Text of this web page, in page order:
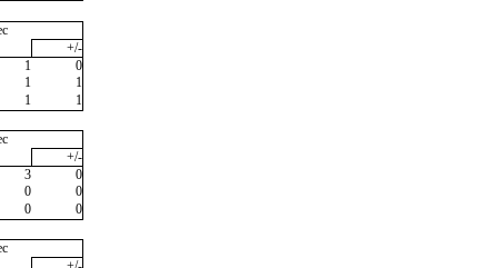
+/-
1
0
1
1
1
1
+/-
3
0
0
0
0
0